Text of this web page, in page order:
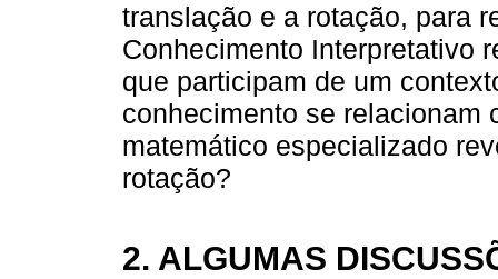
translação e a rotação, para
Conhecimento Interpretativo
que participam de um
conhecimento se relacionam
matemático especializado
rotação?
2. ALGUMAS